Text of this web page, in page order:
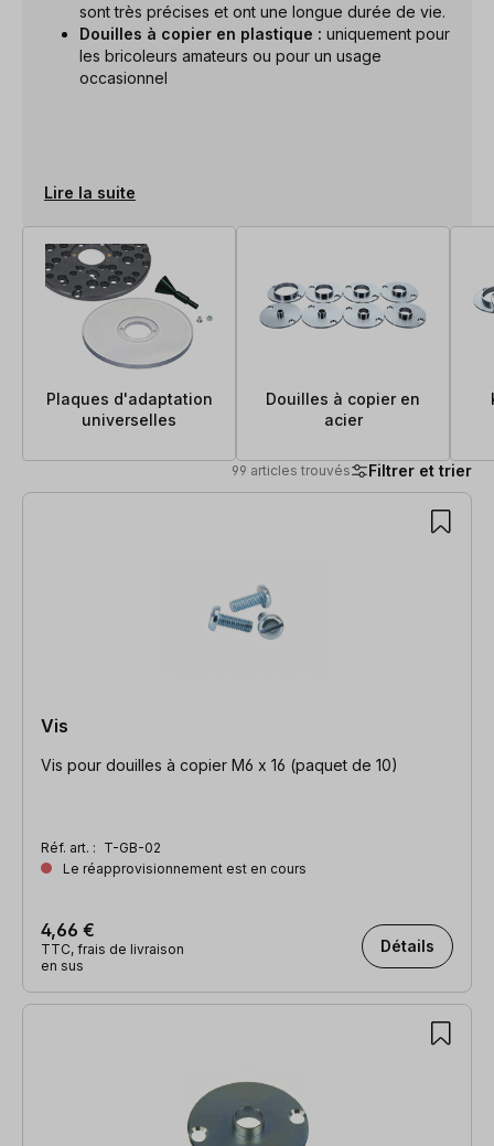
sont très précises et ont une longue durée de vie.
Douilles à copier en plastique : uniquement pour
les bricoleurs amateurs ou pour un usage
occasionnel
Lire la suite
Plaques d'adaptation
universelles
Douilles à copier en
acier
99 articles trouvés Filtrer et trier
99 articles trouvés
Vis
Vis pour douilles à copier M6 x 16 (paquet de 10)
Réf. art. : T-GB-02
Le réapprovisionnement est en cours
4,66 €
TTC, frais de livraison
en sus
Détails